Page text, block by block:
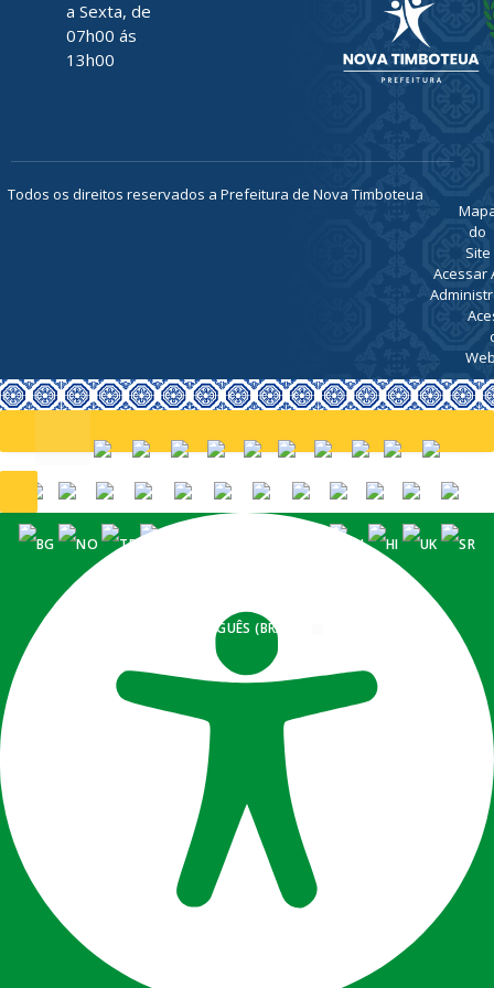
a Sexta, de
07h00 ás
13h00
Todos os direitos reservados a Prefeitura de Nova Timboteua
do
Site
Acessar
PORTUGUÊS (BRASIL)